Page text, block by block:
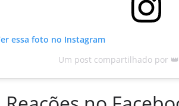
essa foto no Instagram
Um post compartilhado por